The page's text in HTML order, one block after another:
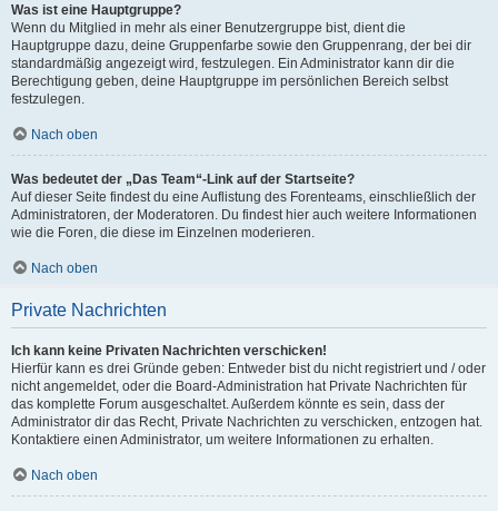
Was ist eine Hauptgruppe?
Wenn du Mitglied in mehr als einer Benutzergruppe bist, dient die
Hauptgruppe dazu, deine Gruppenfarbe sowie den Gruppenrang, der bei dir
standardmäßig angezeigt wird, festzulegen. Ein Administrator kann dir die
Berechtigung geben, deine Hauptgruppe im persönlichen Bereich selbst
festzulegen.
Nach oben
Was bedeutet der „Das Team“-Link auf der Startseite?
Auf dieser Seite findest du eine Auflistung des Forenteams, einschließlich der
Administratoren, der Moderatoren. Du findest hier auch weitere Informationen
wie die Foren, die diese im Einzelnen moderieren.
Nach oben
Private Nachrichten
Ich kann keine Privaten Nachrichten verschicken!
Hierfür kann es drei Gründe geben: Entweder bist du nicht registriert und / oder
nicht angemeldet, oder die Board-Administration hat Private Nachrichten für
das komplette Forum ausgeschaltet. Außerdem könnte es sein, dass der
Administrator dir das Recht, Private Nachrichten zu verschicken, entzogen hat.
Kontaktiere einen Administrator, um weitere Informationen zu erhalten.
Nach oben